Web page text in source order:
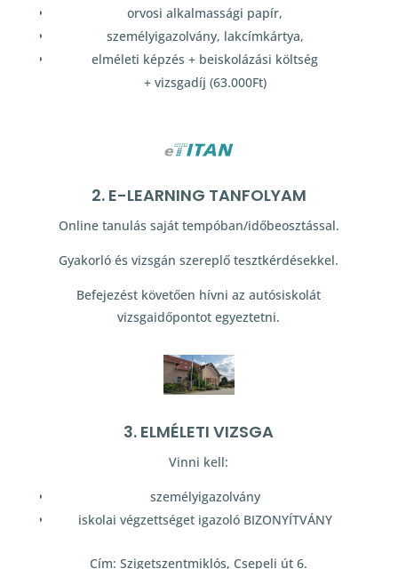
orvosi alkalmassági papír,
személyigazolvány, lakcímkártya,
elméleti képzés + beiskolázási költség
+ vizsgadíj (63.000Ft)
2. E-LEARNING TANFOLYAM
Online tanulás saját tempóban/időbeosztással.
Gyakorló és vizsgán szereplő tesztkérdésekkel.
Befejezést követően hívni az autósiskolát
vizsgaidőpontot egyeztetni.
3. ELMÉLETI VIZSGA
Vinni kell:
személyigazolvány
iskolai végzettséget igazoló BIZONYÍTVÁNY
Cím: Szigetszentmiklós, Csepeli út 6.